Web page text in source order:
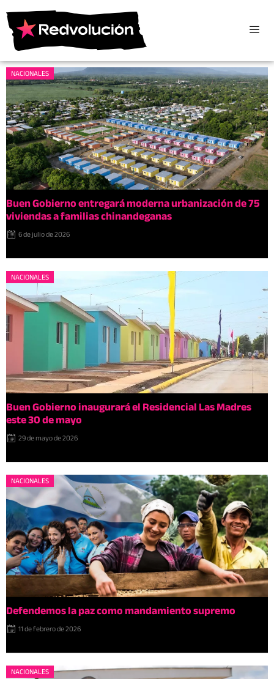
NACIONALES
Buen Gobierno entregará moderna urbanización de 75
viviendas a familias chinandeganas
6 de julio de 2026
NACIONALES
Buen Gobierno inaugurará el Residencial Las Madres
este 30 de mayo
29 de mayo de 2026
NACIONALES
Defendemos la paz como mandamiento supremo
11 de febrero de 2026
NACIONALES